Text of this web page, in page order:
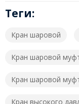
Теги:
Кран шаровой
Кран шаровой
Кран шаровой
Кран высокого